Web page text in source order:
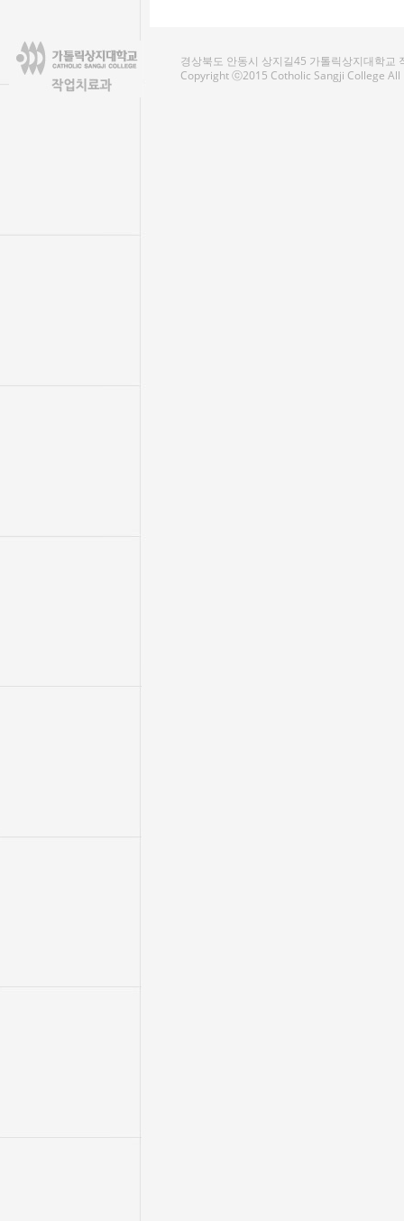
경상북도 안동시 상지길45 가톨릭상지대학교
Copyright ⓒ2015 Cotholic Sangji College